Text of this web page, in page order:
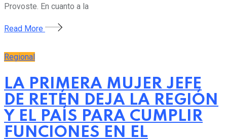
Provoste. En cuanto a la
Read More
Regional
LA PRIMERA MUJER JEFE
DE RETÉN DEJA LA REGIÓN
Y EL PAÍS PARA CUMPLIR
FUNCIONES EN EL